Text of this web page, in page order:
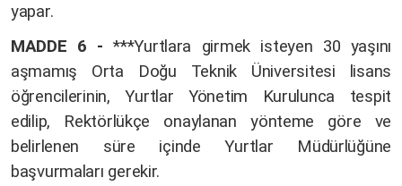
yapar.
MADDE 6 -***Yurtlara girmek isteyen 30 yaşını
aşmamış Orta Doğu Teknik Üniversitesi lisans
öğrencilerinin, Yurtlar Yönetim Kurulunca tespit
edilip, Rektörlükçe onaylanan yönteme göre ve
belirlenen süre içinde Yurtlar Müdürlüğüne
başvurmaları gerekir.